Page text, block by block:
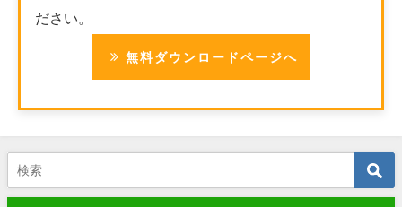
ださい。
無料ダウンロードページへ